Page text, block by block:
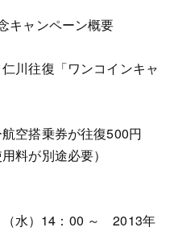
キャンペーン概要
川往復「ワンコインキャ
空搭乗券が往復500円
料が別途必要）
水）14：00 ～ 2013年